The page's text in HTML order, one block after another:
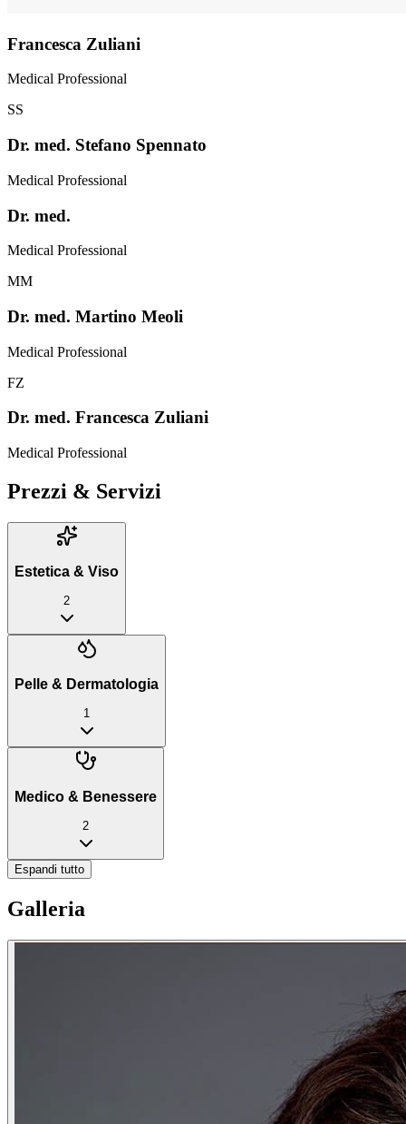
Francesca Zuliani
Medical Professional
SS
Dr. med. Stefano Spennato
Medical Professional
Dr. med.
Medical Professional
MM
Dr. med. Martino Meoli
Medical Professional
FZ
Dr. med. Francesca Zuliani
Medical Professional
Prezzi & Servizi
Estetica & Viso
2
Pelle & Dermatologia
1
Medico & Benessere
2
Espandi tutto
Galleria